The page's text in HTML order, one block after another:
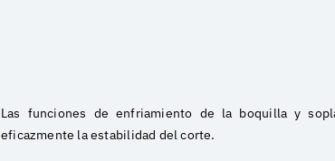
Las funciones de enfriamiento de la boquilla y
eficazmente la estabilidad del corte.